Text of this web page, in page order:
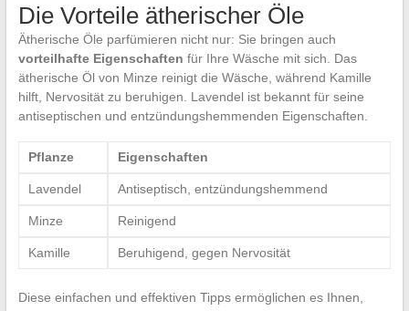
Die Vorteile ätherischer Öle
Ätherische Öle parfümieren nicht nur: Sie bringen auch
vorteilhafte Eigenschaften für Ihre Wäsche mit sich. Das
ätherische Öl von Minze reinigt die Wäsche, während Kamille
hilft, Nervosität zu beruhigen. Lavendel ist bekannt für seine
antiseptischen und entzündungshemmenden Eigenschaften.
Pflanze Eigenschaften
Lavendel Antiseptisch, entzündungshemmend
Minze Reinigend
Kamille Beruhigend, gegen Nervosität
Diese einfachen und effektiven Tipps ermöglichen es Ihnen,